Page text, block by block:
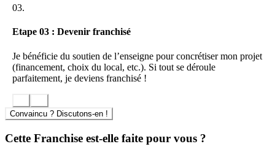
03.
Etape 03 : Devenir franchisé
Je bénéficie du soutien de l’enseigne pour concrétiser mon projet
(financement, choix du local, etc.). Si tout se déroule
parfaitement, je deviens franchisé !
Convaincu ? Discutons-en !
Cette Franchise est-elle faite pour vous ?